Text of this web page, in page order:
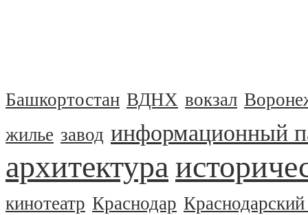
Башкортостан ВДНХ вокзал
жилье завод информационный
архитектура
кинотеатр Краснодар